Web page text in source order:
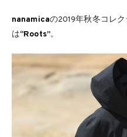
nanamicaの2019年秋冬コレ
は“Roots”。